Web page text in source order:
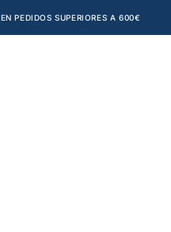
EN PEDIDOS SUPERIORES A 600€